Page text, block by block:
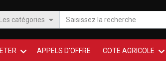
Les catégories
APPELS D'OFFRE COTE AGRICOLE